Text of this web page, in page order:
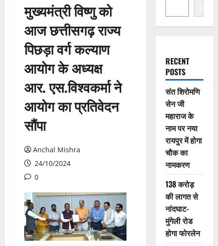
मुख्यमंत्री विष्णु को
आज छत्तीसगढ़ राज्य
पिछड़ा वर्ग कल्याण
आयोग के अध्यक्ष
आर. एस.विश्वकर्मा ने
आयोग का प्रतिवेदन
सौंपा
Anchal Mishra
24/10/2024
0
Search
RECENT
POSTS
संत शिरोमणि
सेन जी
महाराज के
नाम पर नया
रायपुर में होगा
चौक का
नामकरण
138 करोड़
की लागत से
नांदघाट-
मुंगेली रोड
होगा फोरलेन